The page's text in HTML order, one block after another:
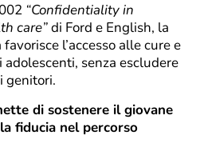
“Confidentiality in
care”di Ford e English, la
l’accesso alle cure e
senza escludere
genitori.
di sostenere il giovane
fiducia nel percorso